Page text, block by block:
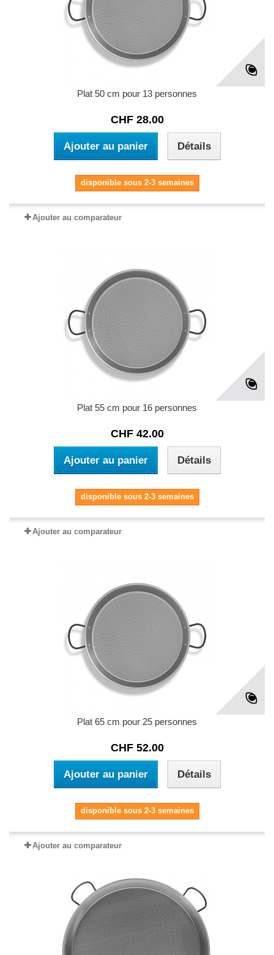
Plat 50 cm pour 13 personnes
CHF 28.00
Ajouter au panier Détails
disponible sous 2-3 semaines
Ajouter au comparateur
Plat 55 cm pour 16 personnes
CHF 42.00
Ajouter au panier Détails
disponible sous 2-3 semaines
Ajouter au comparateur
Plat 65 cm pour 25 personnes
CHF 52.00
Ajouter au panier Détails
disponible sous 2-3 semaines
Ajouter au comparateur